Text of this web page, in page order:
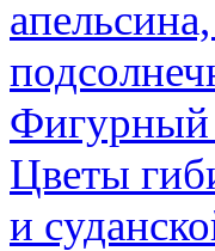
Фигурный
Цветы
и